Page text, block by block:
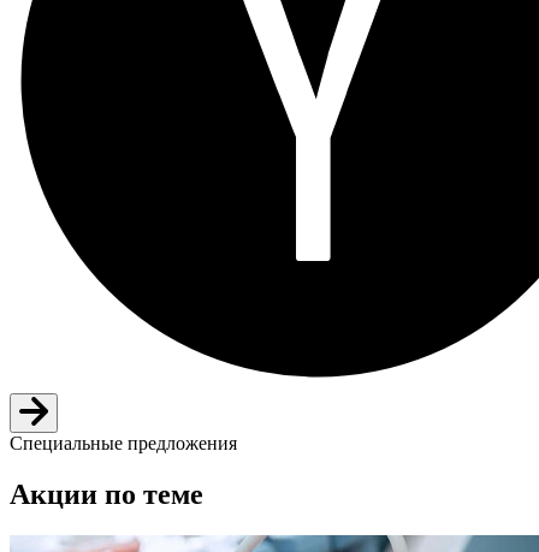
Специальные предложения
Акции по теме